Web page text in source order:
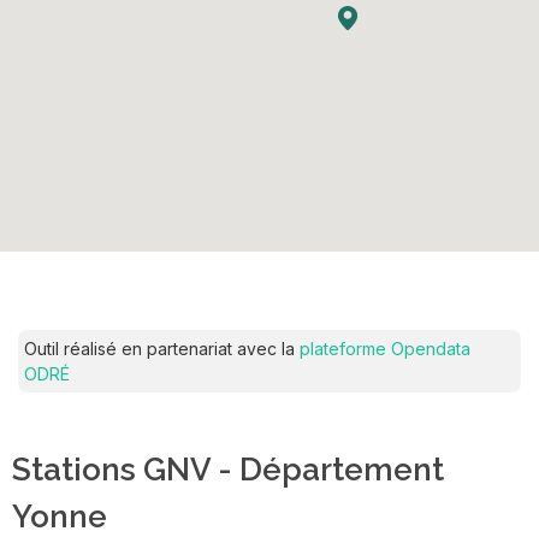
Outil réalisé en partenariat avec la plateforme Opendata
ODRÉ
Stations GNV - Département
Yonne